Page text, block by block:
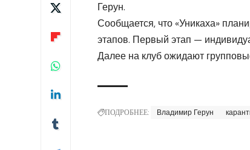
Герун.
Сообщается, что «Уникаха»
этапов. Первый этап —
Далее на клуб ожидают
ПОДРОБНЕЕ: Владимир Герун